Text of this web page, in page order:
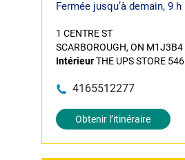
Fermée jusqu’à demain, 9 h
1 CENTRE ST
SCARBOROUGH, ON M1J3B4
IntérieurTHE UPS STORE 546
4165512277
Obtenir l’itinéraire